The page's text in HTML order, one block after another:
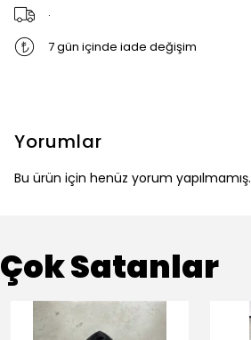
.
7 gün içinde iade değişim
Yorumlar
Bu ürün için henüz yorum yapılmamış.
Çok Satanlar